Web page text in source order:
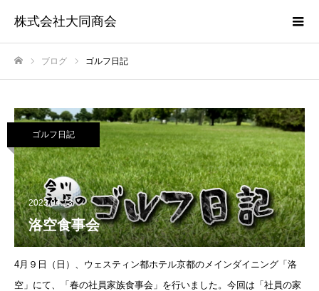
株式会社大同商会
ブログ ゴルフ日記
ゴルフ日記
2023.04.13
洛空食事会
4月９日（日）、ウェスティン都ホテル京都のメインダイニング「洛
空」にて、「春の社員家族食事会」を行いました。今回は「社員の家